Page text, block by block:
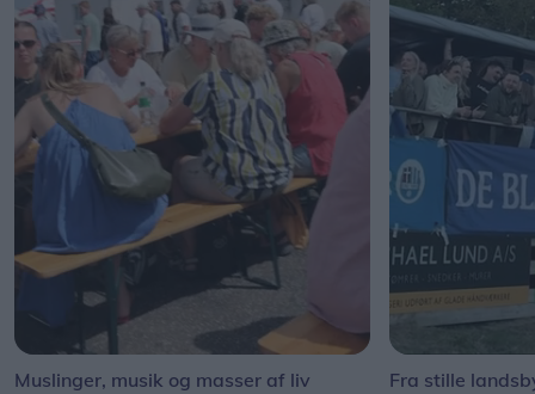
Muslinger, musik og masser af liv Fra stille